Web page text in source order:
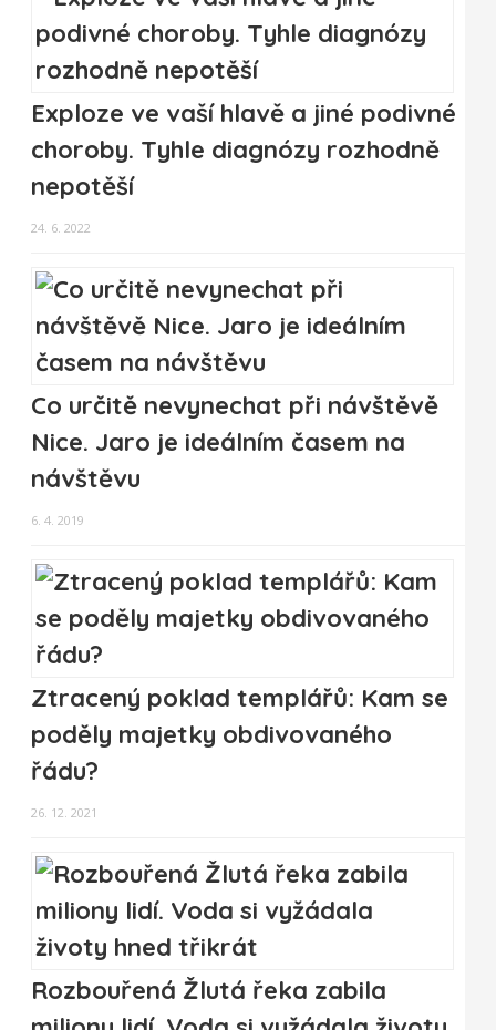
Exploze ve vaší hlavě a jiné podivné
choroby. Tyhle diagnózy rozhodně
nepotěší
24. 6. 2022
Co určitě nevynechat při návštěvě
Nice. Jaro je ideálním časem na
návštěvu
6. 4. 2019
Ztracený poklad templářů: Kam se
poděly majetky obdivovaného
řádu?
26. 12. 2021
Rozbouřená Žlutá řeka zabila